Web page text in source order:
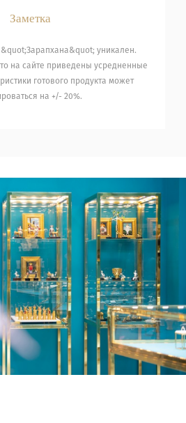
Заметка
уникален.
на сайте приведены усредненные
готового продукта может
на +/- 20%.